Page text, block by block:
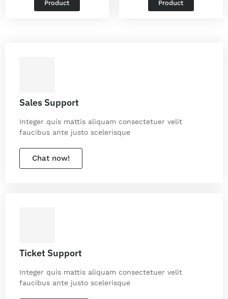
Product Product
Sales Support
Integer quis mattis aliquam consectetuer velit
faucibus ante justo scelerisque
Chat now!
Ticket Support
Integer quis mattis aliquam consectetuer velit
faucibus ante justo scelerisque